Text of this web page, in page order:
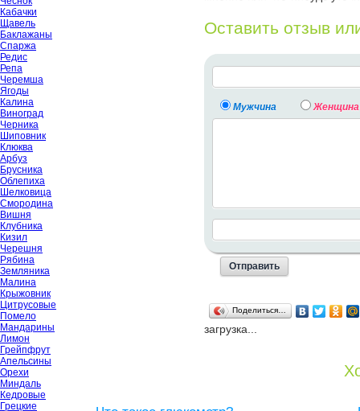
Кабачки
Щавель
Баклажаны
Спаржа
Редис
Репа
Черемша
Ягоды
Калина
Виноград
Черника
Шиповник
Клюква
Арбуз
Брусника
Облепиха
Шелковица
Смородина
Вишня
Клубника
Кизил
Черешня
Рябина
Земляника
Малина
Крыжовник
Цитрусовые
Помело
Мандарины
Лимон
Грейпфрут
Апельсины
Орехи
Миндаль
Кедровые
Грецкие
Оставить отзыв
Мужчина Женщина
Поделиться…
загрузка...